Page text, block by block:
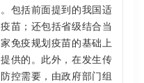
包括前面提到的我国适
苗；还包括省级结合当
免疫规划疫苗的基础上
供的。此外，在发生传
控需要，由政府部门组